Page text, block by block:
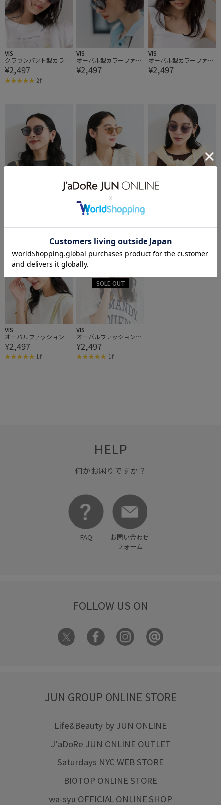
VIS
クラウンパント型カラー
ファッショングラス
¥2,497
2件
VIS
オーバル型カラーファッ
ショングラス
¥2,497
VIS
オーバル型カラーファッ
ショングラス
¥2,497
VIS
カラーファッショングラ
ス
¥2,497
VIS
VIS
オーバルファッショング
ラス
¥2,497
1件
VIS
オーバルファッショング
ラス
¥2,497
1件
HELP
何かお困りですか？
FAQ
お問い合わせ
フォーム
FOLLOW US ON
JUN GROUP ONLINE STORE
Life&Beauty by JUN ONLINE
J'aDoRe JUN ONLINE OUTLET
Saturdays NYC WEB STORE
BIOTOP ONLINE STORE
wa-syu OFFICIAL ONLINE SHOP